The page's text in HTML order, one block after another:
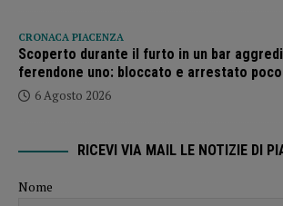
CRONACA PIACENZA
Scoperto durante il furto in un bar
ferendone uno: bloccato e arrestato
6 Agosto 2026
RICEVI VIA MAIL LE NOTIZIE DI
Nome